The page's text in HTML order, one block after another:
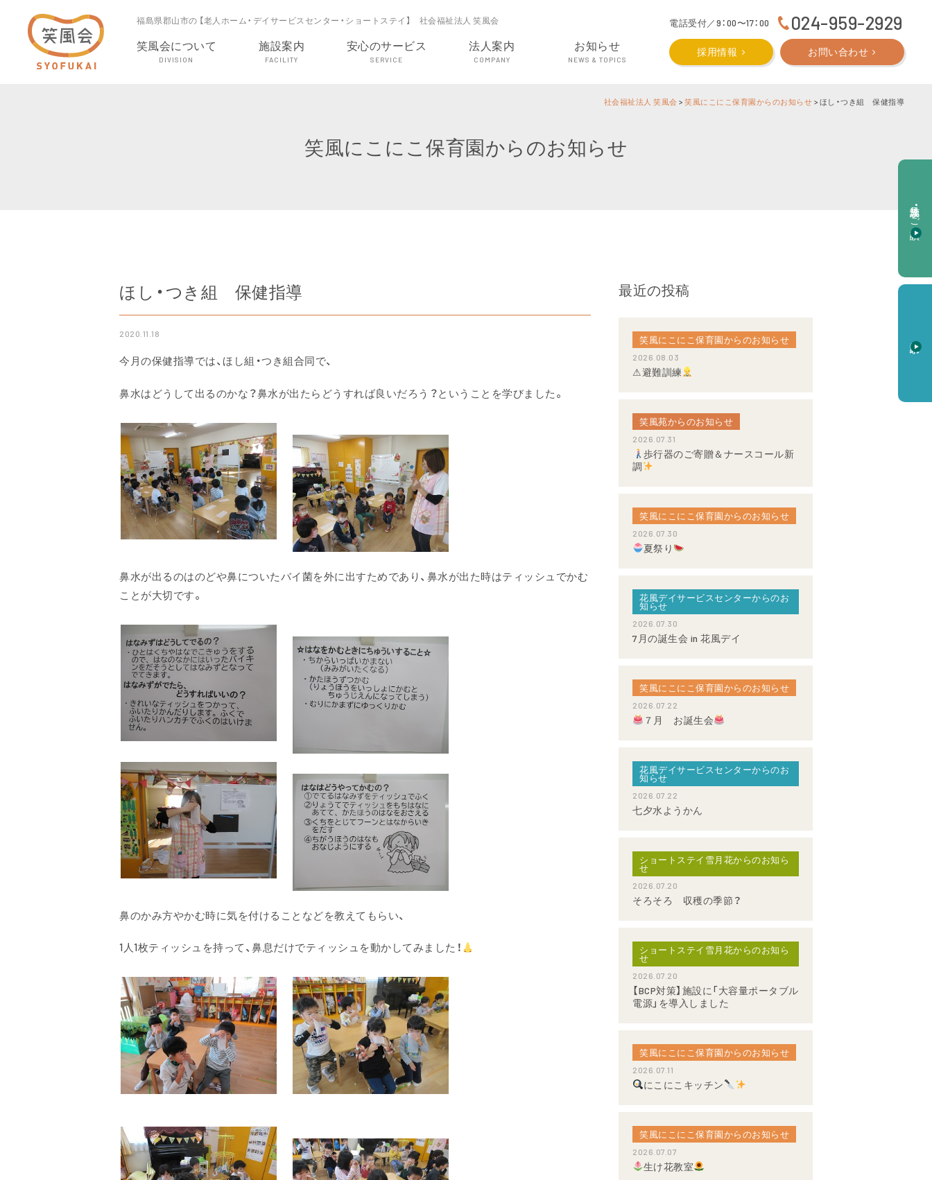
福島県郡山市の 【老人ホーム・デイサービスセンター・ショートステイ】 社会福祉法人 笑風会
笑風会について
DIVISION
施設案内
FACILITY
安心のサービス
SERVICE
法人案内
COMPANY
お知らせ
NEWS & TOPICS
電話受付／9：00〜17：00 024-959-2929
採用情報 お問い合わせ
社会福祉法人 笑風会 > 笑風にこにこ保育園からのお知らせ > ほし・つき組 保健指導
笑風にこにこ保育園からのお知らせ
ほし・つき組 保健指導
2020.11.18
今月の保健指導では、ほし組・つき組合同で、
鼻水はどうして出るのかな？鼻水が出たらどうすれば良いだろう？ということを学びました。
鼻水が出るのはのどや鼻についたバイ菌を外に出すためであり、鼻水が出た時はティッシュでかむ
ことが大切です。
鼻のかみ方やかむ時に気を付けることなどを教えてもらい、
1人1枚ティッシュを持って、鼻息だけでティッシュを動かしてみました！
最近の投稿
笑風にこにこ保育園からのお知らせ
2026.08.03
⚠避難訓練
笑風苑からのお知らせ
2026.07.31
歩行器のご寄贈＆ナースコール新
調
笑風にこにこ保育園からのお知らせ
2026.07.30
夏祭り
花風デイサービスセンターからのお
知らせ
2026.07.30
7月の誕生会 in 花風デイ
笑風にこにこ保育園からのお知らせ
2026.07.22
７月 お誕生会
花風デイサービスセンターからのお
知らせ
2026.07.22
七夕水ようかん
ショートステイ雪月花からのお知ら
せ
2026.07.20
そろそろ 収穫の季節？
ショートステイ雪月花からのお知ら
せ
2026.07.20
【BCP対策】施設に「大容量ポータブル
電源」を導入しました
笑風にこにこ保育園からのお知らせ
2026.07.11
にこにこキッチン
笑風にこにこ保育園からのお知らせ
2026.07.07
生け花教室
施設見学・ご相談